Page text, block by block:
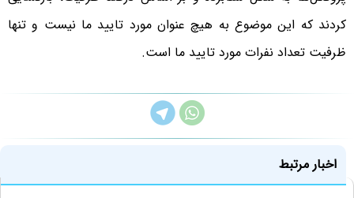
کردند که این موضوع به هیچ عنوان مورد تایید ما نیست و تنها
ظرفیت تعداد نفرات مورد تایید ما است.
اخبار مرتبط